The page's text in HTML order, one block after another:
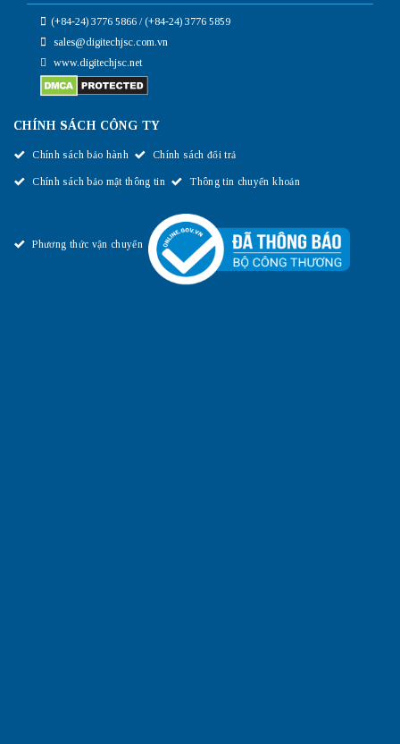
(+84-24) 3776 5866 / (+84-24) 3776 5859
sales@digitechjsc.com.vn
www.digitechjsc.net
CHÍNH SÁCH CÔNG TY
Chính sách bảo hành Chính sách đổi trả
Chính sách bảo mật thông tin Thông tin chuyển khoản
Phương thức vận chuyển